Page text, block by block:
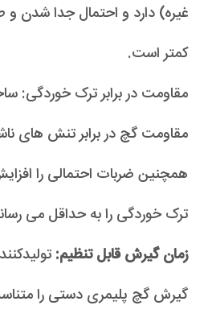
غیره) دارد و احتمال جدا شدن و
کمتر است.
مقاومت در برابر ترک خوردگی:
مقاومت گچ در برابر تنش های
همچنین ضربات احتمالی را
ترک خوردگی را به حداقل می
زمان گیرش قابل تنظیم:
گیرش گچ پلیمری دستی را